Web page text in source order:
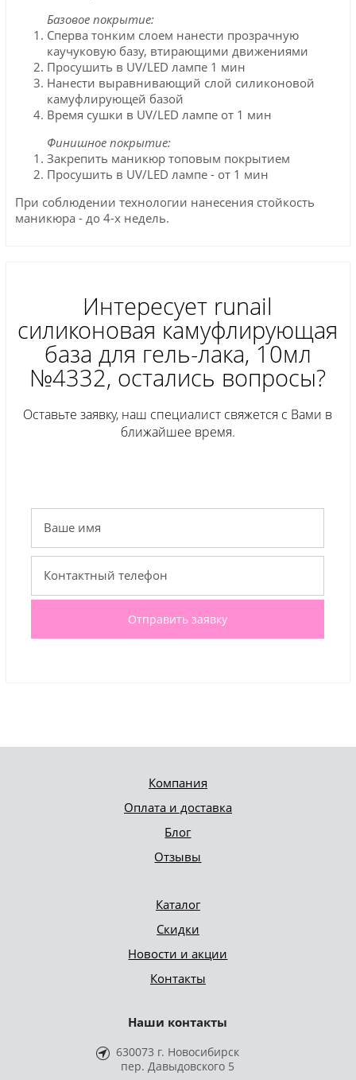
Базовое покрытие:
Сперва тонким слоем нанести прозрачную
каучуковую базу, втирающими движениями
Просушить в UV/LED лампе 1 мин
Нанести выравнивающий слой силиконовой
камуфлирующей базой
Время сушки в UV/LED лампе от 1 мин
Финишное покрытие:
Закрепить маникюр топовым покрытием
Просушить в UV/LED лампе - от 1 мин
При соблюдении технологии нанесения стойкость
маникюра - до 4-х недель.
Интересует runail
силиконовая камуфлирующая
база для гель-лака, 10мл
№4332, остались вопросы?
Оставьте заявку, наш специалист свяжется с Вами в
ближайшее время.
Отправить заявку
Компания
Оплата и доставка
Блог
Отзывы
Каталог
Скидки
Новости и акции
Контакты
Наши контакты
630073 г. Новосибирск
пер. Давыдовского 5